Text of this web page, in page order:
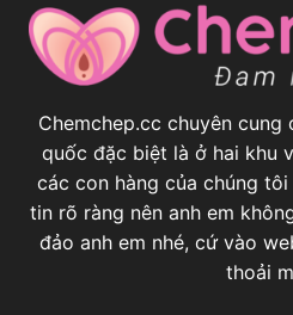
Chemchep.cc chuyên
quốc đặc biệt là ở hai khu
các con hàng của chúng
tin rõ ràng nên anh em
đảo anh em nhé, cứ vào
thoải